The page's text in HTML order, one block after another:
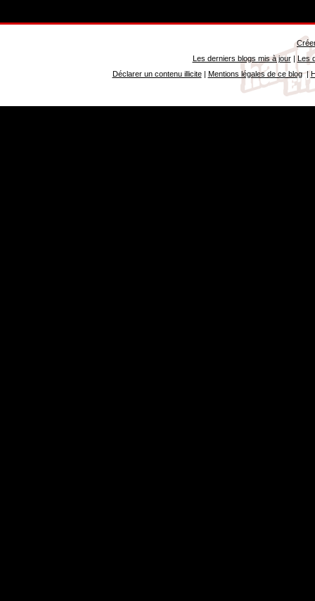
Les derniers blogs mis à jour| Les
Déclarer un contenu illicite| Mentions légales de ce blog|